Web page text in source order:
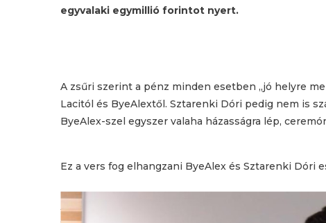
egyvalaki egymillió forintot nyert.
A zsűri szerint a pénz minden esetben „jó helyre
Lacitól és ByeAlextől. Sztarenki Dóri pedig nem is
ByeAlex-szel egyszer valaha házasságra lép,
Ez a vers fog elhangzani ByeAlex és Sztarenki Dóri